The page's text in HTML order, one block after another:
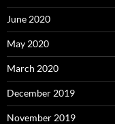
June 2020
May 2020
March 2020
December 2019
November 2019